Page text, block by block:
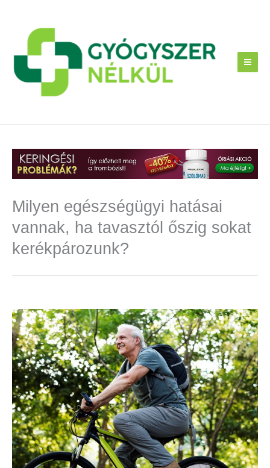
Milyen egészségügyi hatásai
vannak, ha tavasztól őszig sokat
kerékpározunk?